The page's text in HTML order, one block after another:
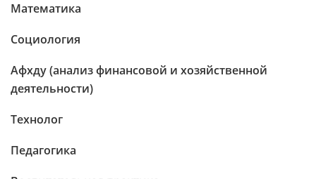
Математика
Социология
Афхду (анализ финансовой и хозяйственной
деятельности)
Технолог
Педагогика